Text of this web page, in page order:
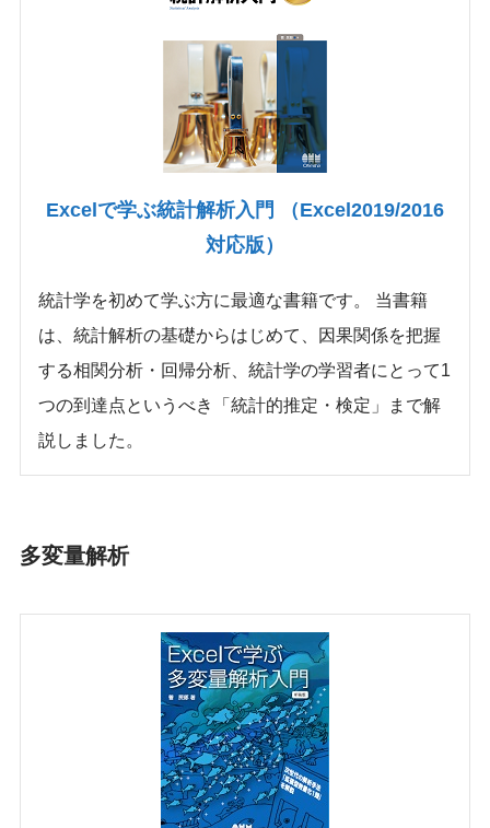
Excelで学ぶ統計解析入門 （Excel2019/2016
対応版）
統計学を初めて学ぶ方に最適な書籍です。 当書籍
は、統計解析の基礎からはじめて、因果関係を把握
する相関分析・回帰分析、統計学の学習者にとって1
つの到達点というべき「統計的推定・検定」まで解
説しました。
多変量解析